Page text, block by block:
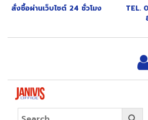
สั่งซื้อผ่านเว็บไซต์ 24 ชั่วโมง
TEL.